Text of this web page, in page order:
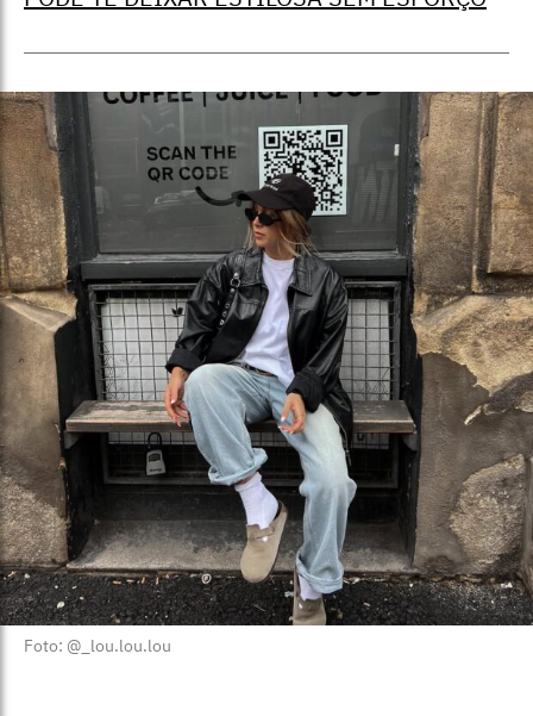
Foto: @_lou.lou.lou